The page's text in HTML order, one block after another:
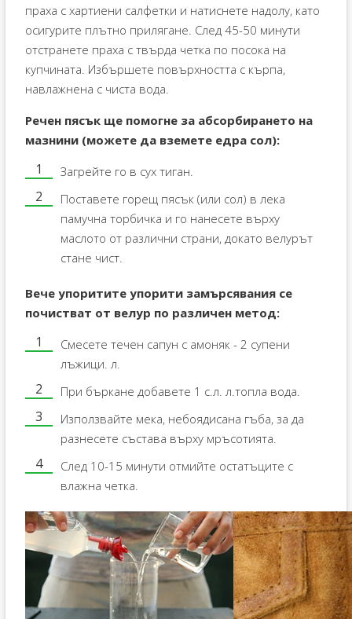
праха с хартиени салфетки и натиснете надолу, като
осигурите плътно прилягане. След 45-50 минути
отстранете праха с твърда четка по посока на
купчината. Избършете повърхността с кърпа,
навлажнена с чиста вода.
Речен пясък ще помогне за абсорбирането на
мазнини (можете да вземете едра сол):
Загрейте го в сух тиган.
Поставете горещ пясък (или сол) в лека
памучна торбичка и го нанесете върху
маслото от различни страни, докато велурът
стане чист.
Вече упоритите упорити замърсявания се
почистват от велур по различен метод:
Смесете течен сапун с амоняк - 2 супени
лъжици. л.
При бъркане добавете 1 с.л. л.топла вода.
Използвайте мека, небоядисана гъба, за да
разнесете състава върху мръсотията.
След 10-15 минути отмийте остатъците с
влажна четка.